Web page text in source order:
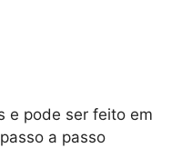
e pode ser feito em
a passo